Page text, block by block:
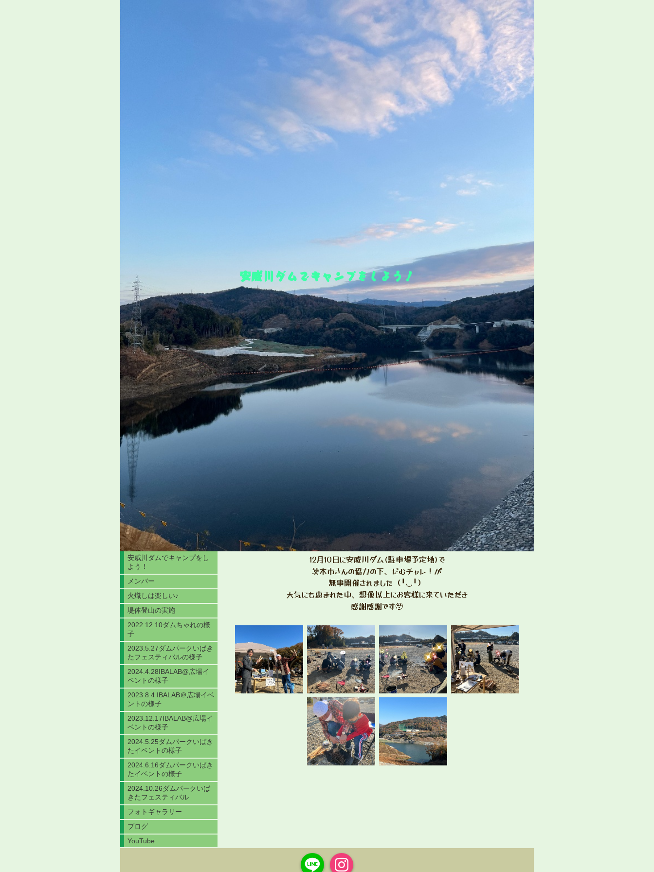
安威川ダムでキャンプをしよう！
12月10日に安威川ダム(駐車場予定地)で
茨木市さんの協力の下、だむチャレ！が
無事開催されました（╹◡╹）
天気にも恵まれた中、想像以上にお客様に来ていただき
感謝感謝です🥹
安威川ダムでキャンプをし
よう！
メンバー
火熾しは楽しい♪
堤体登山の実施
2022.12.10ダムちゃれの様
子
2023.5.27ダムパークいばき
たフェスティバルの様子
2024.4.28IBALAB@広場イ
ベントの様子
2023.8.4 IBALAB＠広場イベ
ントの様子
2023.12.17IBALAB@広場イ
ベントの様子
2024.5.25ダムパークいばき
たイベントの様子
2024.6.16ダムパークいばき
たイベントの様子
2024.10.26ダムパークいば
きたフェスティバル
フォトギャラリー
ブログ
YouTube